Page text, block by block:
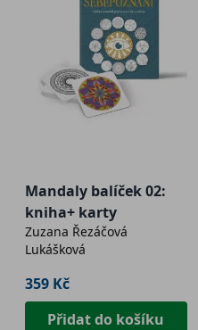
Mandaly balíček 02:
kniha+ karty
Zuzana Řezáčová
Lukášková
359 Kč
Přidat do košíku